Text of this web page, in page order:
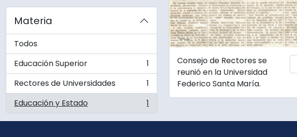
Materia
Todos
Educación Superior
, 1 resultados
1
Rectores de Universidades
, 1 resultados
1
Educación y Estado
, 1 resultados 1
Consejo de Rectores se
reunió en la Universidad
Federico Santa María.